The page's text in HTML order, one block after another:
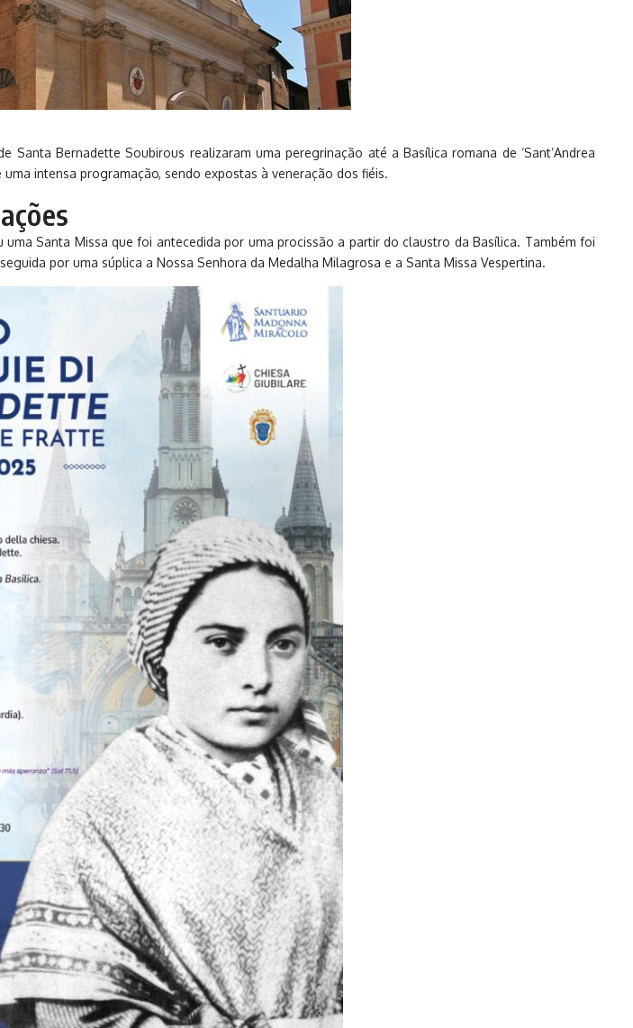
Santa Bernadette Soubirous realizaram uma peregrinação até a Basílica romana de ‘Sant’Andrea
intensa programação, sendo expostas à veneração dos fiéis.
Santa Missa que foi antecedida por uma procissão a partir do claustro da Basílica. Também foi
por uma súplica a Nossa Senhora da Medalha Milagrosa e a Santa Missa Vespertina.